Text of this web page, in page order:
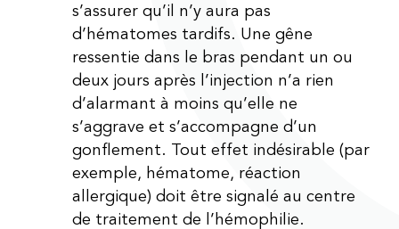
s’assurer qu’il n’y aura pas
d’hématomes tardifs. Une gêne
ressentie dans le bras pendant un ou
deux jours après l’injection n’a rien
d’alarmant à moins qu’elle ne
s’aggrave et s’accompagne d’un
gonflement. Tout effet indésirable (par
exemple, hématome, réaction
allergique) doit être signalé au centre
de traitement de l’hémophilie.